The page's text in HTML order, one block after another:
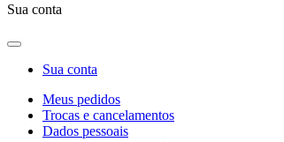
Sua conta
Sua conta
Meus pedidos
Trocas e cancelamentos
Dados pessoais